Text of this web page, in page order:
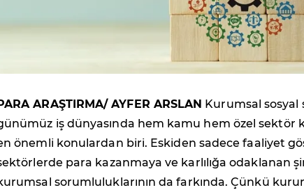
PARA ARAŞTIRMA/ AYFER ARSLAN Kurumsal sosyal
iş dünyasında hem kamu hem özel sektör
önemli konulardan biri. Eskiden sadece faaliyet
para kazanmaya ve karlılığa odaklanan
sorumluluklarının da farkında. Çünkü